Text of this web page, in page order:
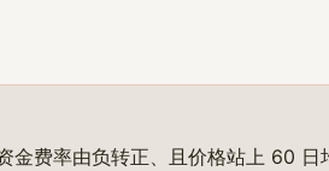
金费率由负转正、且价格站上 60 日